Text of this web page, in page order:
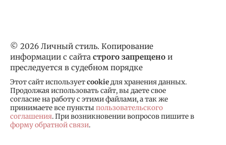
© 2026 Личный стиль. Копирование
информации с сайта строго запрещено и
преследуется в судебном порядке
Этот сайт используетcookieдля хранения данных.
Продолжая использовать сайт, вы даете свое
согласие на работу с этими файлами, а так же
принимаете все пункты пользовательского
соглашения. При возникновении вопросов пишите в
форму обратной связи.